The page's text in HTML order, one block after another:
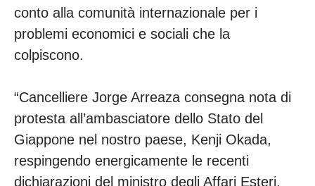
conto alla comunità internazionale per i
problemi economici e sociali che la
colpiscono.
“Cancelliere Jorge Arreaza consegna nota di
protesta all’ambasciatore dello Stato del
Giappone nel nostro paese, Kenji Okada,
respingendo energicamente le recenti
dichiarazioni del ministro degli Affari Esteri,